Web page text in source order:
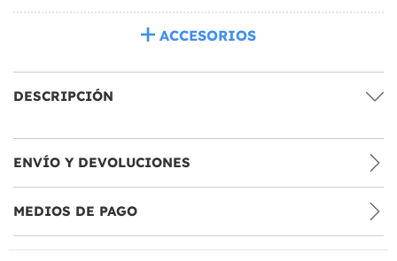
ACCESORIOS
DESCRIPCIÓN
ENVÍO Y DEVOLUCIONES
MEDIOS DE PAGO